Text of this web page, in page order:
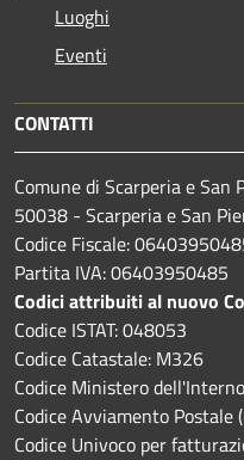
Luoghi
Eventi
CONTATTI
Comune di Scarperia e San
50038 - Scarperia e San
Codice Fiscale:
Partita IVA: 06403950485
Codici attribuiti al nuovo
Codice ISTAT: 048053
Codice Catastale: M326
Codice Ministero
Codice Avviamento Postale
Codice Univoco per